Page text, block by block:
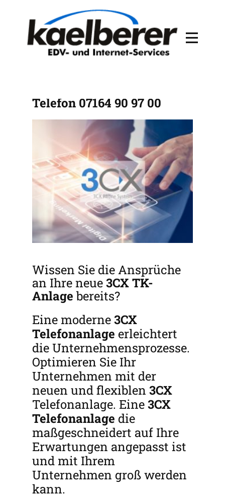
Telefon 07164 90 97 00
Wissen Sie die Ansprüche
an Ihre neue3CXTK-
Anlagebereits?
Eine moderne3CX
Telefonanlage erleichtert
die Unternehmensprozesse.
Optimieren Sie Ihr
Unternehmen mit der
neuen und flexiblen 3CX
Telefonanlage. Eine3CX
Telefonanlage die
maßgeschneidert auf Ihre
Erwartungen angepasst ist
und mit Ihrem
Unternehmen groß werden
kann.